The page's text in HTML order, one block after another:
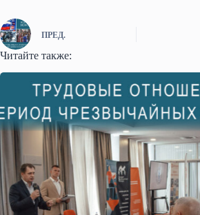
ПРЕД.
Читайте также: